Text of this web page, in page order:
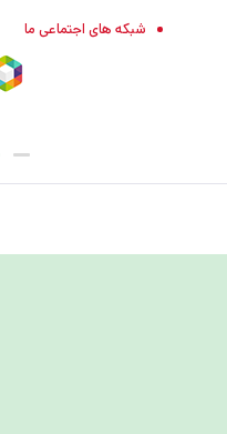
شبکه های اجتماعی ما